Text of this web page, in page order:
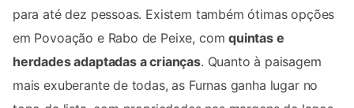
para até dez pessoas. Existem também ótimas opções
em Povoação e Rabo de Peixe, comquintas e
herdades adaptadas a crianças. Quanto à paisagem
mais exuberante de todas, as Furnas ganha lugar no